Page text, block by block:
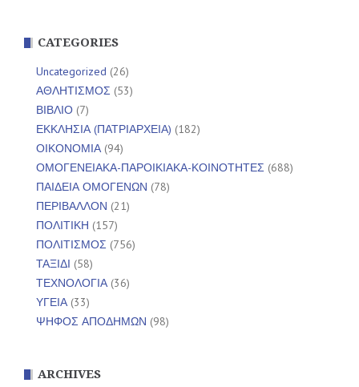
CATEGORIES
Uncategorized (26)
ΑΘΛΗΤΙΣΜΟΣ (53)
ΒΙΒΛΙΟ (7)
ΕΚΚΛΗΣΙΑ (ΠΑΤΡΙΑΡΧΕΙΑ) (182)
ΟΙΚΟΝΟΜΙΑ(94)
ΟΜΟΓΕΝΕΙΑΚΑ-ΠΑΡΟΙΚΙΑΚΑ-ΚΟΙΝΟΤΗΤΕΣ (688)
ΠΑΙΔΕΙΑ ΟΜΟΓΕΝΩΝ (78)
ΠΕΡΙΒΑΛΛΟΝ (21)
ΠΟΛΙΤΙΚΗ (157)
ΠΟΛΙΤΙΣΜΟΣ (756)
ΤΑΞΙΔΙ (58)
ΤΕΧΝΟΛΟΓΙΑ(36)
ΥΓΕΙΑ(33)
ΨΗΦΟΣ ΑΠΟΔΗΜΩΝ (98)
ARCHIVES